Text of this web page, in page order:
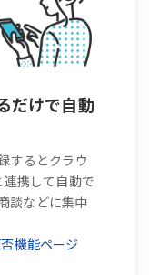
だけで自動
するとクラウ
携して自動で
談などに集中
機能ページ